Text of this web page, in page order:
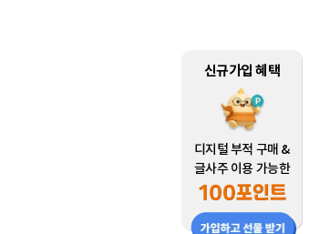
신규가입 혜택
디지털 부적 구매 &
글사주 이용 가능한